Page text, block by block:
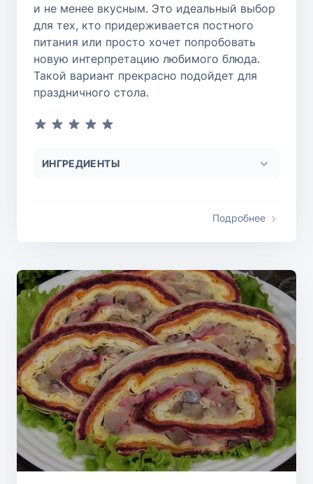
и не менее вкусным. Это идеальный выбор
для тех, кто придерживается постного
питания или просто хочет попробовать
новую интерпретацию любимого блюда.
Такой вариант прекрасно подойдет для
праздничного стола.
ИНГРЕДИЕНТЫ
Подробнее